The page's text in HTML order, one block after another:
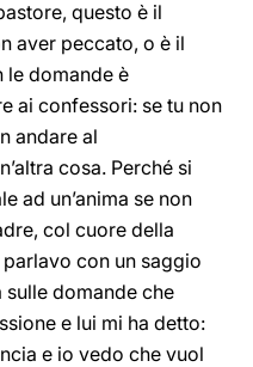
questo è il
aver peccato, o è il
le domande è
ai confessori: se tu non
andare al
cosa. Perché si
ad un’anima se non
col cuore della
con un saggio
sulle domande che
e lui mi ha detto:
e io vedo che vuol